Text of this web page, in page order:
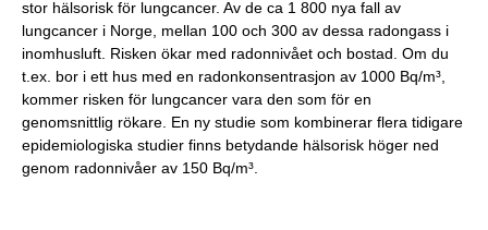
stor hälsorisk för lungcancer. Av de ca 1 800 nya fall av
lungcancer i Norge, mellan 100 och 300 av dessa radongass i
inomhusluft. Risken ökar med radonnivået och bostad. Om du
t.ex. bor i ett hus med en radonkonsentrasjon av 1000 Bq/m³,
kommer risken för lungcancer vara den som för en
genomsnittlig rökare. En ny studie som kombinerar flera tidigare
epidemiologiska studier finns betydande hälsorisk höger ned
genom radonnivåer av 150 Bq/m³.